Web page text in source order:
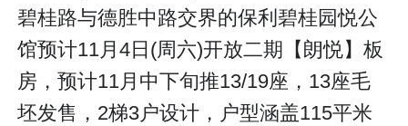
碧桂路与德胜中路交界的保利碧桂园悦公
馆预计11月4日(周六)开放二期【朗悦】板
房，预计11月中下旬推13/19座，13座毛
坯发售，2梯3户设计，户型涵盖115平米